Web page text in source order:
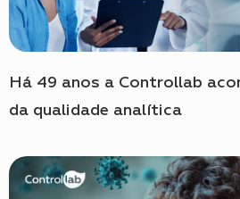
Há 49 anos a Controllab
da qualidade analítica